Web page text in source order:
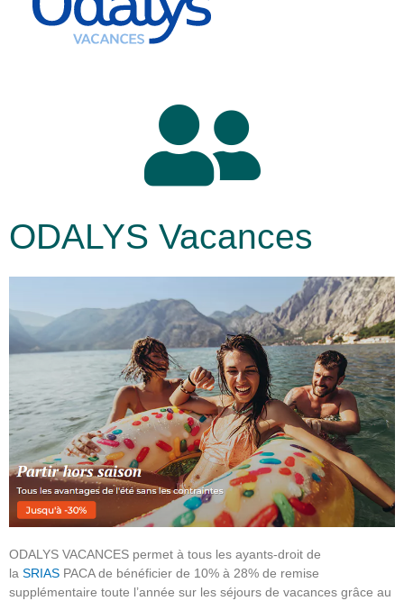
ODALYS Vacances
ODALYS VACANCES permet à tous les ayants-droit de
la SRIAS PACA de bénéficier de 10% à 28% de remise
supplémentaire toute l’année sur les séjours de vacances grâce au